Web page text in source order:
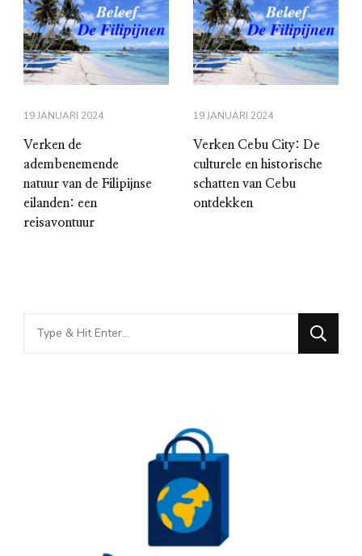
19 JANUARI 2024
Verken de
adembenemende
natuur van de Filipijnse
eilanden: een
reisavontuur
19 JANUARI 2024
Verken Cebu City: De
culturele en historische
schatten van Cebu
ontdekken
Looking
for